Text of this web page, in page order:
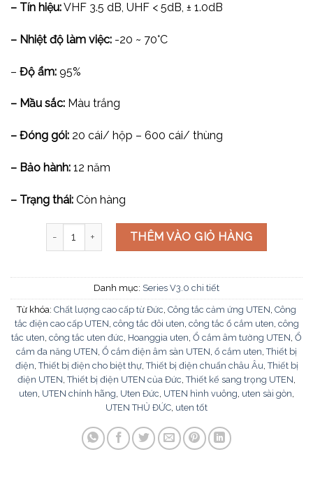
– Tín hiệu:VHF 3.5 dB, UHF < 5dB, ± 1.0dB
– Nhiệt độ làm việc: -20 ~ 70°C
– Độ ẩm: 95%
– Mầu sắc: Màu trắng
– Đóng gói: 20 cái/ hộp – 600 cái/ thùng
– Bảo hành: 12 năm
– Trạng thái: Còn hàng
Ổ cắm Tivi cỡ M V3.0-TVMS số lượng
THÊM VÀO GIỎ HÀNG
Danh mục: Series V3.0 chi tiết
Từ khóa: Chất lượng cao cấp từ Đức Công tắc cảm ứng UTEN Công
tắc điện cao cấp UTEN công tắc đôi uten công tắc ổ cắm uten công
tắc uten công tắc uten đức Hoanggia uten Ổ cắm âm tường UTEN Ổ
cắm đa năng UTEN Ổ cắm điện âm sàn UTEN ổ cắm uten ,Thiết bị
điện ,Thiết bị điện cho biệt thự,Thiết bị điện chuẩn châu Âu ,Thiết bị
điện UTEN ,Thiết bị điện UTEN của Đức ,Thiết kế sang trọng UTEN
uten UTEN chính hãng Uten Đức UTEN hình vuông uten sài gòn
UTEN THỦ ĐỨC uten tốt